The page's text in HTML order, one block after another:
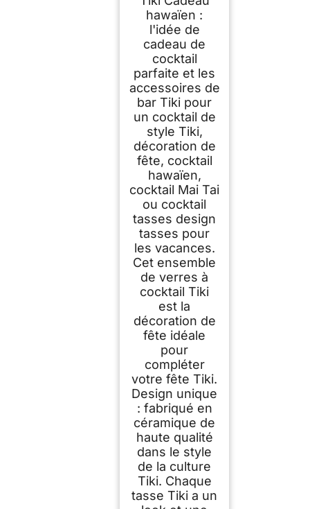
hawaïen :
l'idée de
cadeau de
cocktail
parfaite et les
accessoires de
bar Tiki pour
un cocktail de
style Tiki,
décoration de
fête, cocktail
hawaïen,
cocktail Mai Tai
ou cocktail
tasses design
tasses pour
les vacances.
Cet ensemble
de verres à
cocktail Tiki
est la
décoration de
fête idéale
pour
compléter
votre fête Tiki.
Design unique
: fabriqué en
céramique de
haute qualité
dans le style
de la culture
Tiki. Chaque
tasse Tiki a un